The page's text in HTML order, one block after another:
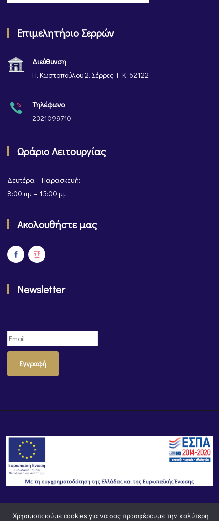
Επιμελητήριο Σερρών
Διεύθυνση
Π. Κωστοπούλου 2, Σέρρες Τ. Κ. 62122
Τηλέφωνο
2321099710
Ωράριο Λειτουργίας
Δευτέρα – Παρασκευή:
8:00 πμ – 15:00 μμ
Ακολουθήστε μας
Newsletter
Εγγραφή
© Powered byKnowledge AE
Χρησιμοποιούμε cookies για να σας προσφέρουμε την καλύτερη